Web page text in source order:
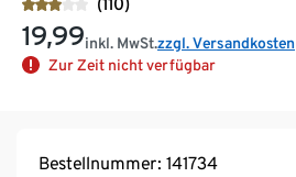
19,99inkl. MwSt.zzgl. Versandkosten
Zur Zeit nicht verfügbar
Bestellnummer: 141734